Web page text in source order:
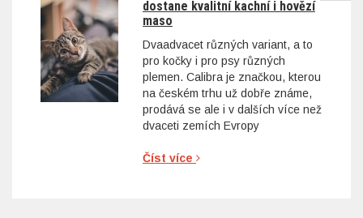
dostane kvalitní kachní i hovězí
maso
Dvaadvacet různých variant, a to
pro kočky i pro psy různých
plemen. Calibra je značkou, kterou
na českém trhu už dobře známe,
prodává se ale i v dalších více než
dvaceti zemích Evropy
Číst více